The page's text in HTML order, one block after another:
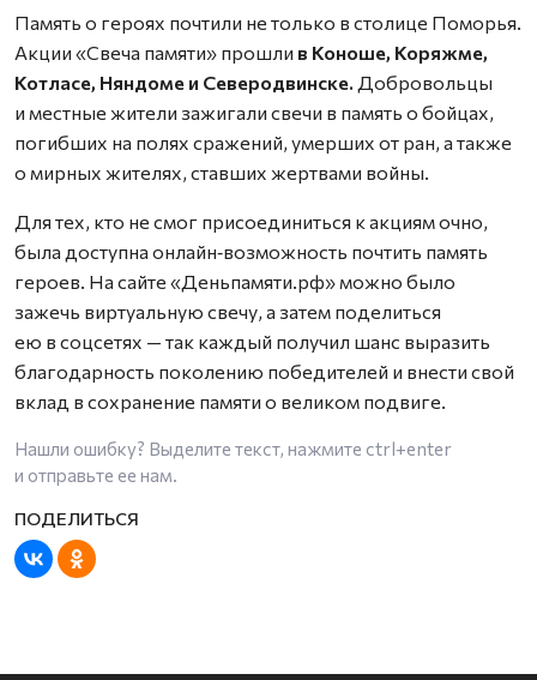
Память о героях почтили не только в столице Поморья.
Акции «Свеча памяти» прошли в Коноше, Коряжме,
Котласе, Няндоме и Северодвинске. Добровольцы
и местные жители зажигали свечи в память о бойцах,
погибших на полях сражений, умерших от ран, а также
о мирных жителях, ставших жертвами войны.
Для тех, кто не смог присоединиться к акциям очно,
была доступна онлайн‑возможность почтить память
героев. На сайте «Деньпамяти.рф» можно было
зажечь виртуальную свечу, а затем поделиться
ею в соцсетях — так каждый получил шанс выразить
благодарность поколению победителей и внести свой
вклад в сохранение памяти о великом подвиге.
Нашли ошибку? Выделите текст, нажмите ctrl+enter
и отправьте ее нам.